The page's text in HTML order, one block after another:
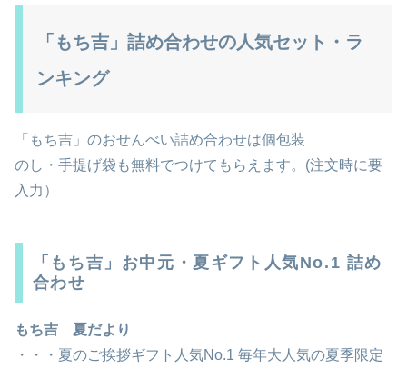
「もち吉」詰め合わせの人気セット・ラ
ンキング
「もち吉」のおせんべい詰め合わせは個包装
のし・手提げ袋も無料でつけてもらえます。(注文時に要
入力）
「もち吉」お中元・夏ギフト人気No.1 詰め
合わせ
もち吉 夏だより
・・・夏のご挨拶ギフト人気No.1 毎年大人気の夏季限定